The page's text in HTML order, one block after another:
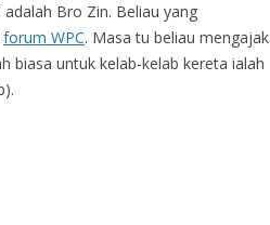
Bro Zin. Beliau yang
forum WPC. Masa tu beliau mengajak
biasa untuk kelab-kelab kereta ialah